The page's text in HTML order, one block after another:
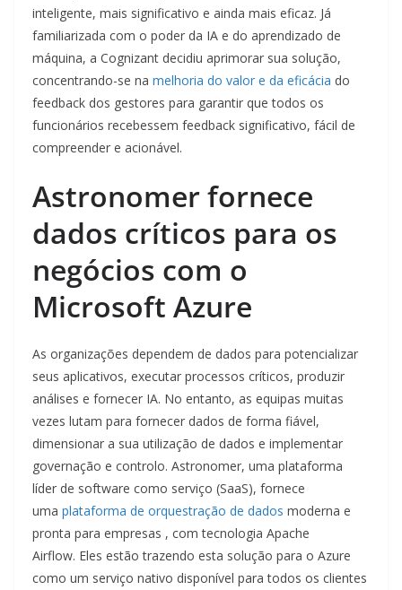
inteligente, mais significativo e ainda mais eficaz. Já
familiarizada com o poder da IA ​​e do aprendizado de
máquina, a Cognizant decidiu aprimorar sua solução,
concentrando-se na melhoria do valor e da eficácia do
feedback dos gestores para garantir que todos os
funcionários recebessem feedback significativo, fácil de
compreender e acionável.
Astronomer fornece
dados críticos para os
negócios com o
Microsoft Azure
As organizações dependem de dados para potencializar
seus aplicativos, executar processos críticos, produzir
análises e fornecer IA. No entanto, as equipas muitas
vezes lutam para fornecer dados de forma fiável,
dimensionar a sua utilização de dados e implementar
governação e controlo. Astronomer, uma plataforma
líder de software como serviço (SaaS), fornece
uma plataforma de orquestração de dados moderna e
pronta para empresas , com tecnologia Apache
Airflow. Eles estão trazendo esta solução para o Azure
como um serviço nativo disponível para todos os clientes